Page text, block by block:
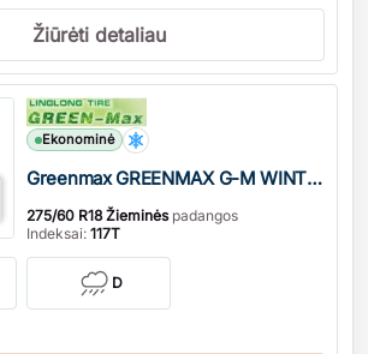
Žiūrėti detaliau
Ekonominė
Greenmax GREENMAX G-M WINTER GRIP SUV XL DOT21
275/60 R18 Žieminėspadangos
Indeksai: 117T
D